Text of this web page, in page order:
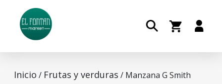
Inicio / Frutas y verduras / Manzana G Smith